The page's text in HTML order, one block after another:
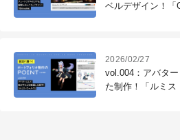
ベルデザイン！「
2026/02/27
vol.004：アバタ
た制作！「ルミス